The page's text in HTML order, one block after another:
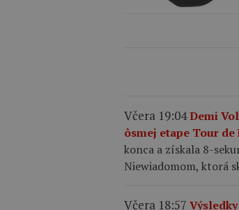
Včera 19:04Demi
ôsmej etape Tour de
konca a získala 8-
Niewiadomom, ktorá
Včera 18:57